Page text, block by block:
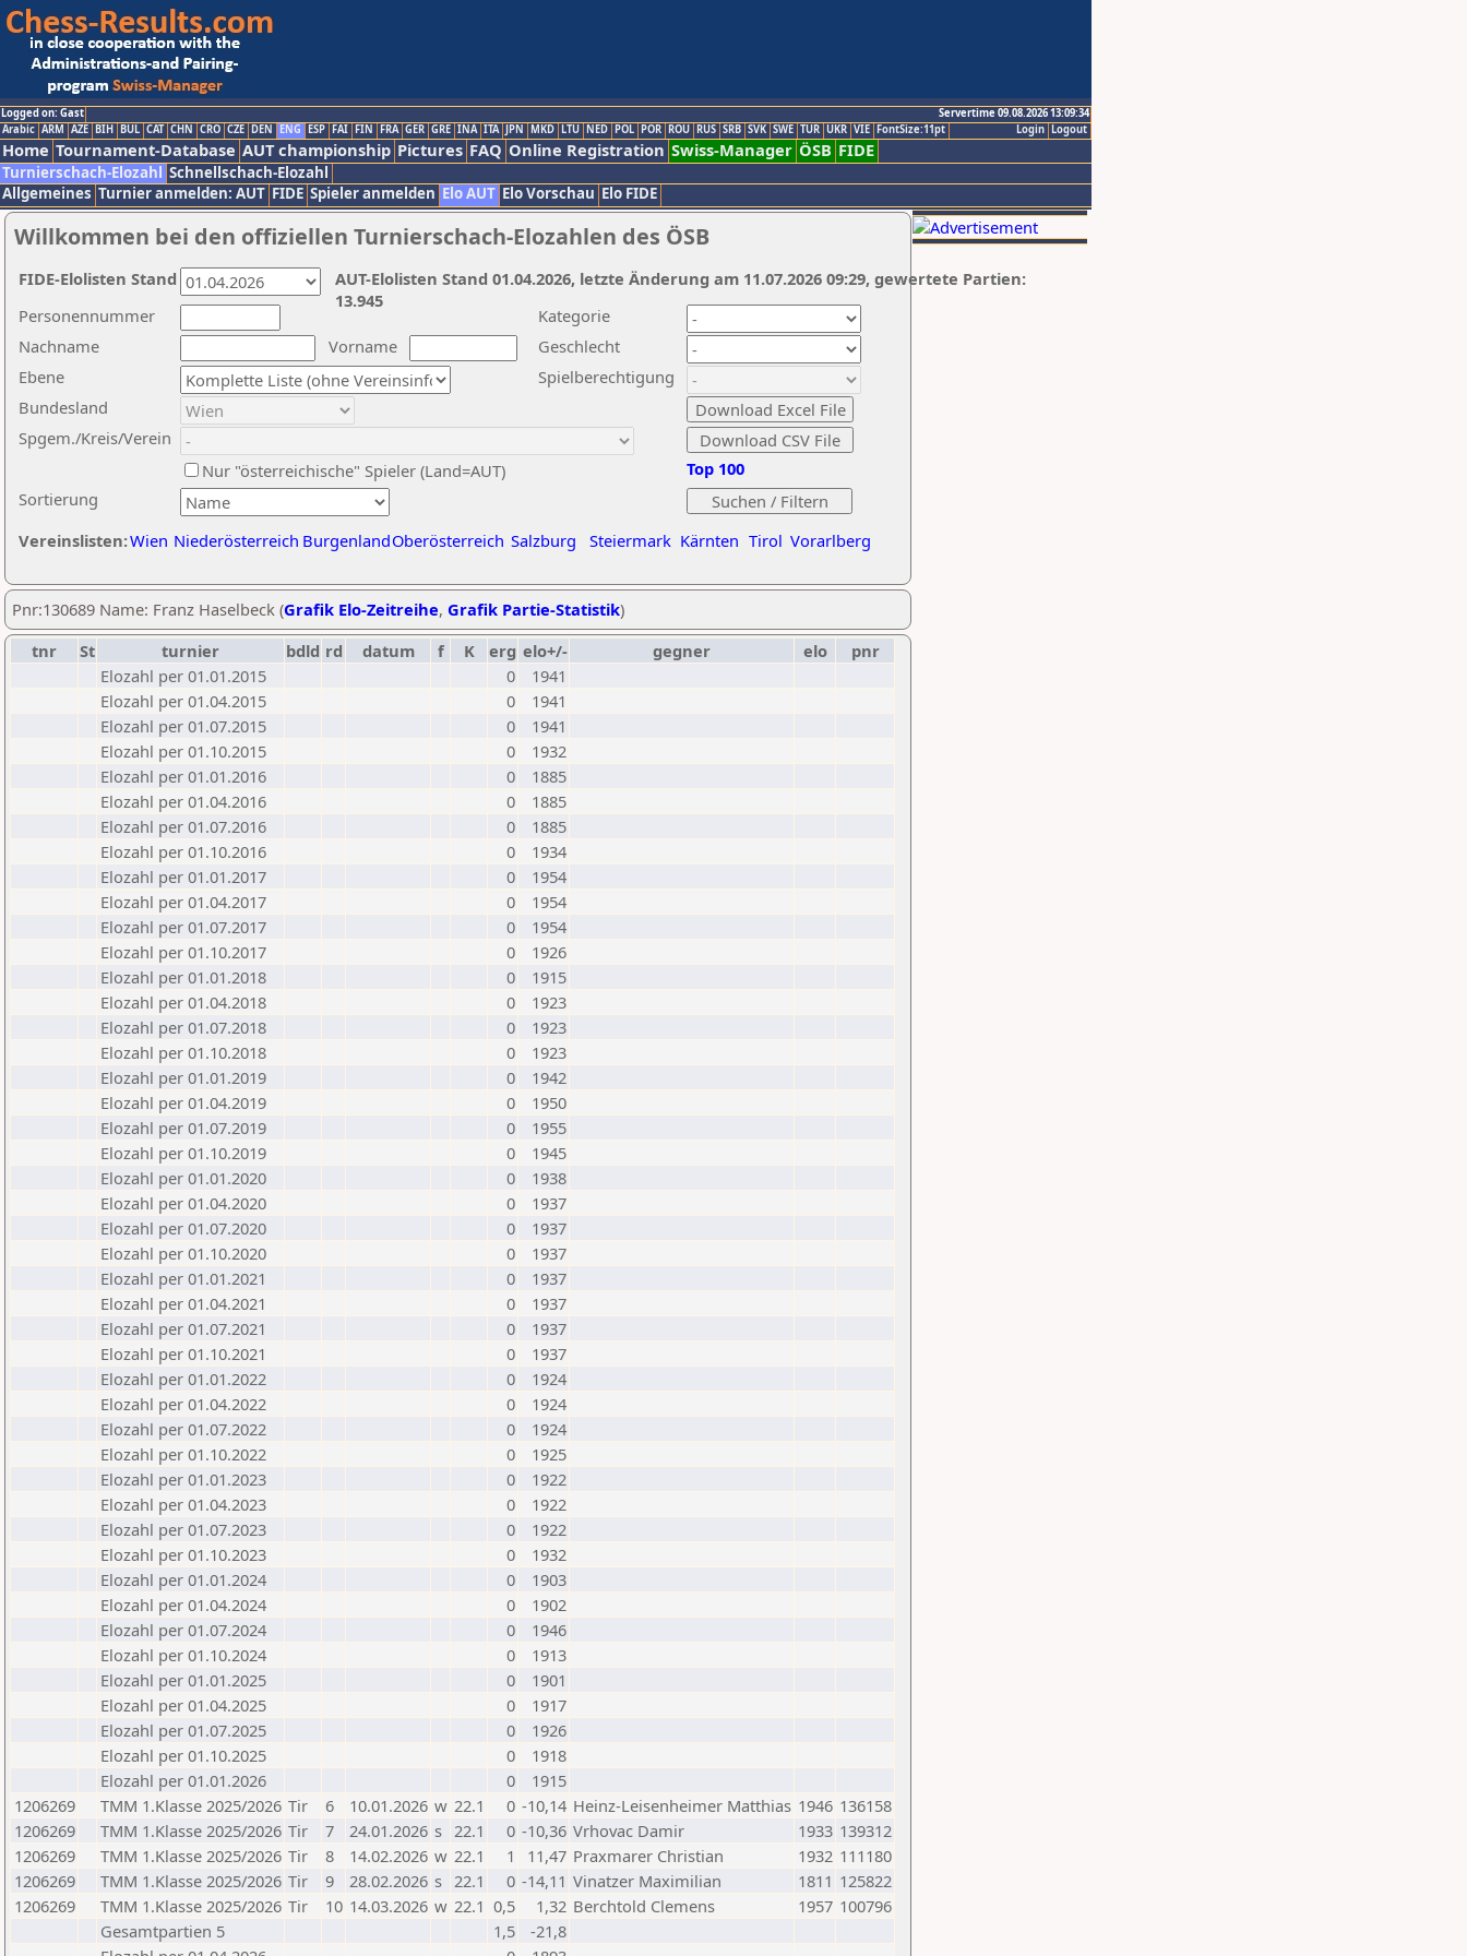
Logged on: Gast
Servertime 09.08.2026 13:09:34
Logout
Login
Arabic ARM AZE BIH BUL CAT CHN CRO CZE DEN ENG ESP FAI FIN FRA GER GRE INA ITA JPN MKD LTU NED POL POR ROU RUS SRB SVK SWE TUR UKR VIE FontSize:11pt
Home Tournament-Database AUT championship Pictures FAQ Online Registration Swiss-Manager ÖSB FIDE
Turnierschach-Elozahl Schnellschach-Elozahl
Allgemeines Turnier anmelden: AUT FIDE Spieler anmelden Elo AUT Elo Vorschau Elo FIDE
Willkommen bei den offiziellen Turnierschach-Elozahlen des ÖSB
Nachname
Vorname
Ebene
Kategorie
Sortierung
Personennummer
Bundesland
Spgem./Kreis/Verein
Geschlecht
Nur "österreichische" Spieler (Land=AUT)
Spielberechtigung
Vereinslisten:Wien Niederösterreich BurgenlandOberösterreich Salzburg Steiermark Kärnten Tirol Vorarlberg
Top 100
AUT-Elolisten Stand 01.04.2026, letzte Änderung am 11.07.2026 09:29, gewertete Partien:
13.945
FIDE-Elolisten Stand
Pnr:130689 Name: Franz Haselbeck (Grafik Elo-Zeitreihe, Grafik Partie-Statistik)
tnr
St turnier bdld rd datum f K erg elo+/- gegner elo
pnr
Elozahl per 01.01.2015
0
1941
Elozahl per 01.04.2015
0
1941
Elozahl per 01.07.2015
0
1941
Elozahl per 01.10.2015
0
1932
Elozahl per 01.01.2016
0
1885
Elozahl per 01.04.2016
0
1885
Elozahl per 01.07.2016
0
1885
Elozahl per 01.10.2016
0
1934
Elozahl per 01.01.2017
0
1954
Elozahl per 01.04.2017
0
1954
Elozahl per 01.07.2017
0
1954
Elozahl per 01.10.2017
0
1926
Elozahl per 01.01.2018
0
1915
Elozahl per 01.04.2018
0
1923
Elozahl per 01.07.2018
0
1923
Elozahl per 01.10.2018
0
1923
Elozahl per 01.01.2019
0
1942
Elozahl per 01.04.2019
0
1950
Elozahl per 01.07.2019
0
1955
Elozahl per 01.10.2019
0
1945
Elozahl per 01.01.2020
0
1938
Elozahl per 01.04.2020
0
1937
Elozahl per 01.07.2020
0
1937
Elozahl per 01.10.2020
0
1937
Elozahl per 01.01.2021
0
1937
Elozahl per 01.04.2021
0
1937
Elozahl per 01.07.2021
0
1937
Elozahl per 01.10.2021
0
1937
Elozahl per 01.01.2022
0
1924
Elozahl per 01.04.2022
0
1924
Elozahl per 01.07.2022
0
1924
Elozahl per 01.10.2022
0
1925
Elozahl per 01.01.2023
0
1922
Elozahl per 01.04.2023
0
1922
Elozahl per 01.07.2023
0
1922
Elozahl per 01.10.2023
0
1932
Elozahl per 01.01.2024
0
1903
Elozahl per 01.04.2024
0
1902
Elozahl per 01.07.2024
0
1946
Elozahl per 01.10.2024
0
1913
Elozahl per 01.01.2025
0
1901
Elozahl per 01.04.2025
0
1917
Elozahl per 01.07.2025
0
1926
Elozahl per 01.10.2025
0
1918
Elozahl per 01.01.2026
0
1915
1206269
TMM 1.Klasse 2025/2026 Tir 6 10.01.2026 w 22.1 0 -10,14 Heinz-Leisenheimer Matthias 1946 136158
1206269
TMM 1.Klasse 2025/2026 Tir 7 24.01.2026 s 22.1 0 -10,36 Vrhovac Damir 1933 139312
1206269
TMM 1.Klasse 2025/2026 Tir 8 14.02.2026 w 22.1 1 11,47 Praxmarer Christian 1932 111180
1206269
TMM 1.Klasse 2025/2026 Tir 9 28.02.2026 s 22.1 0 -14,11 Vinatzer Maximilian 1811 125822
1206269
TMM 1.Klasse 2025/2026 Tir 10 14.03.2026 w 22.1 0,5 1,32 Berchtold Clemens 1957 100796
Gesamtpartien 5
1,5
-21,8